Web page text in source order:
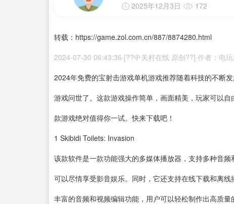
2025年12月3日 172
转载：https://game.zol.com.cn/887/8874280.html
2024-07-30 06:43:36·[??中关村在线 原创??]·作者：电
2024年免费的宝射击游戏单机游戏推荐随着科技的不断
游戏问世了。这款游戏操作简单，画面精美，玩家可以
款游戏绝对值得你一试。快来下载吧！
1 Skibidi Toilets: Invasion
该款软件是一款功能强大的多媒体播放器 ，支持多种音
可以尽情享受影音娱乐。同时，它还支持在线下载和离
丰富的音频和视频编辑功能，用户可以轻松制作出高质